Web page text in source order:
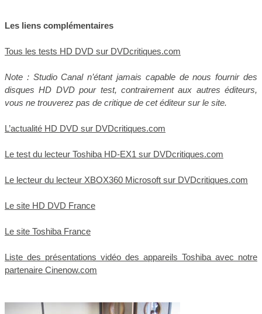
Les liens complémentaires
Tous les tests HD DVD sur DVDcritiques.com
Note : Studio Canal n’étant jamais capable de nous fournir des
disques HD DVD pour test, contrairement aux autres éditeurs,
vous ne trouverez pas de critique de cet éditeur sur le site.
L’actualité HD DVD sur DVDcritiques.com
Le test du lecteur Toshiba HD-EX1 sur DVDcritiques.com
Le lecteur du lecteur XBOX360 Microsoft sur DVDcritiques.com
Le site HD DVD France
Le site Toshiba France
Liste des présentations vidéo des appareils Toshiba avec notre
partenaire Cinenow.com